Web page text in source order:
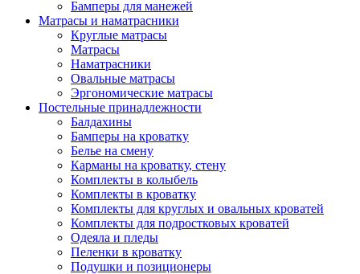
Бамперы для манежей
Матрасы и наматрасники
Круглые матрасы
Матрасы
Наматрасники
Овальные матрасы
Эргономические матрасы
Постельные принадлежности
Балдахины
Бамперы на кроватку
Белье на смену
Карманы на кроватку, стену
Комплекты в колыбель
Комплекты в кроватку
Комплекты для круглых и овальных кроватей
Комплекты для подростковых кроватей
Одеяла и пледы
Пеленки в кроватку
Подушки и позиционеры